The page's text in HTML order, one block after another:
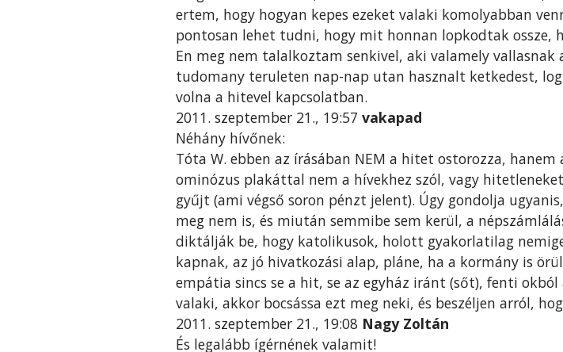
ertem, hogy hogyan kepes ezeket valaki komolyabban
pontosan lehet tudni, hogy mit honnan lopkodtak
En meg nem talalkoztam senkivel, aki valamely
tudomany teruleten nap-nap utan hasznalt ketkedest,
volna a hitevel kapcsolatban.
2011. szeptember 21., 19:57 vakapad
Néhány hívőnek:
Tóta W. ebben az írásában NEM a hitet ostorozza,
ominózus plakáttal nem a hívekhez szól, vagy
gyűjt (ami végső soron pénzt jelent). Úgy gondolja
meg nem is, és miután semmibe sem kerül, a
diktálják be, hogy katolikusok, holott gyakorlatilag
kapnak, az jó hivatkozási alap, pláne, ha a kormány is
empátia sincs se a hit, se az egyház iránt (sőt), fenti
valaki, akkor bocsássa ezt meg neki, és beszéljen arról,
2011. szeptember 21., 19:08 Nagy Zoltán
És legalább ígérnének valamit!